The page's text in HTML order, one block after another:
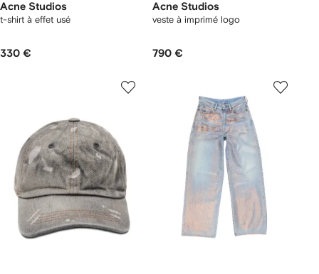
Acne Studios
t-shirt à effet usé
330 €
Acne Studios
veste à imprimé logo
790 €